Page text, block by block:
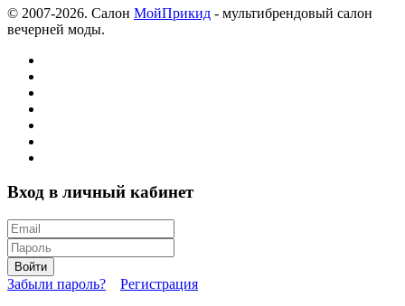
© 2007-2026. Салон МойПрикид - мультибрендовый салон
вечерней моды.
Вход в личный кабинет
Войти
Забыли пароль?
Регистрация